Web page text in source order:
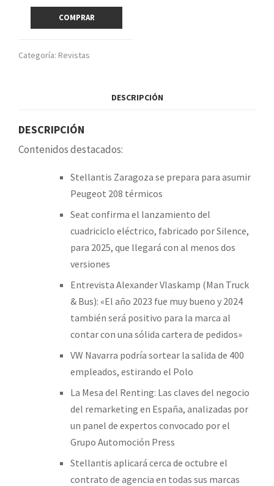
661
COMPRAR
Categoría: Revistas
DESCRIPCIÓN
DESCRIPCIÓN
Contenidos destacados:
Stellantis Zaragoza se prepara para asumir
Peugeot 208 térmicos
Seat confirma el lanzamiento del
cuadriciclo eléctrico, fabricado por Silence,
para 2025, que llegará con al menos dos
versiones
Entrevista Alexander Vlaskamp (Man Truck
& Bus): «El año 2023 fue muy bueno y 2024
también será positivo para la marca al
contar con una sólida cartera de pedidos»
VW Navarra podría sortear la salida de 400
empleados, estirando el Polo
La Mesa del Renting: Las claves del negocio
del remarketing en España, analizadas por
un panel de expertos convocado por el
Grupo Automoción Press
Stellantis aplicará cerca de octubre el
contrato de agencia en todas sus marcas